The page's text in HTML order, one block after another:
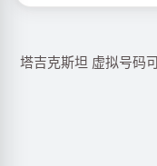
塔吉克斯坦 虚拟号码